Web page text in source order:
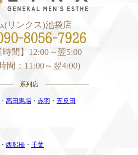
リンクス)池袋店
時間】12:00～翌5:00
間：11:00～翌4:00)
系列店 ———————
・ 高田馬場 ・ 赤羽 ・ 五反田
・ 西船橋 ・ 千葉